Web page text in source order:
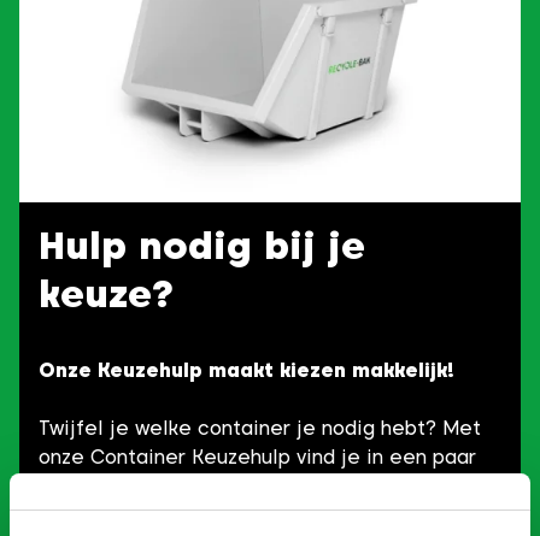
Hulp nodig bij je
keuze?
Onze Keuzehulp maakt kiezen makkelijk!
Twijfel je welke container je nodig hebt? Met
onze Container Keuzehulp vind je in een paar
verbouwen, slopen of opruimen: je kan snel aan